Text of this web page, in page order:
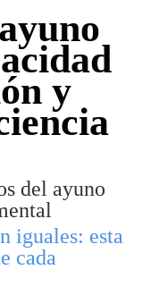
y
del ayuno
iguales: esta
cada